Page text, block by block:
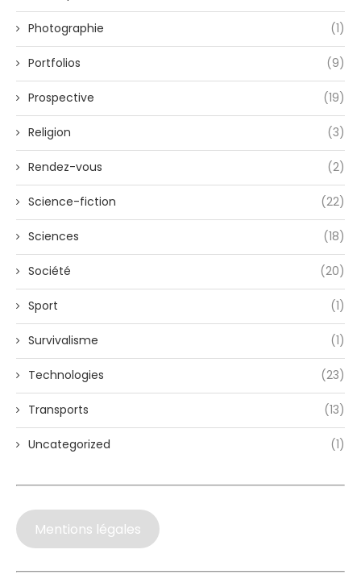
Photographie (1)
Portfolios (9)
Prospective (19)
Religion (3)
Rendez-vous (2)
Science-fiction (22)
Sciences (18)
Société (20)
Sport (1)
Survivalisme (1)
Technologies (23)
Transports (13)
Uncategorized (1)
Mentions légales